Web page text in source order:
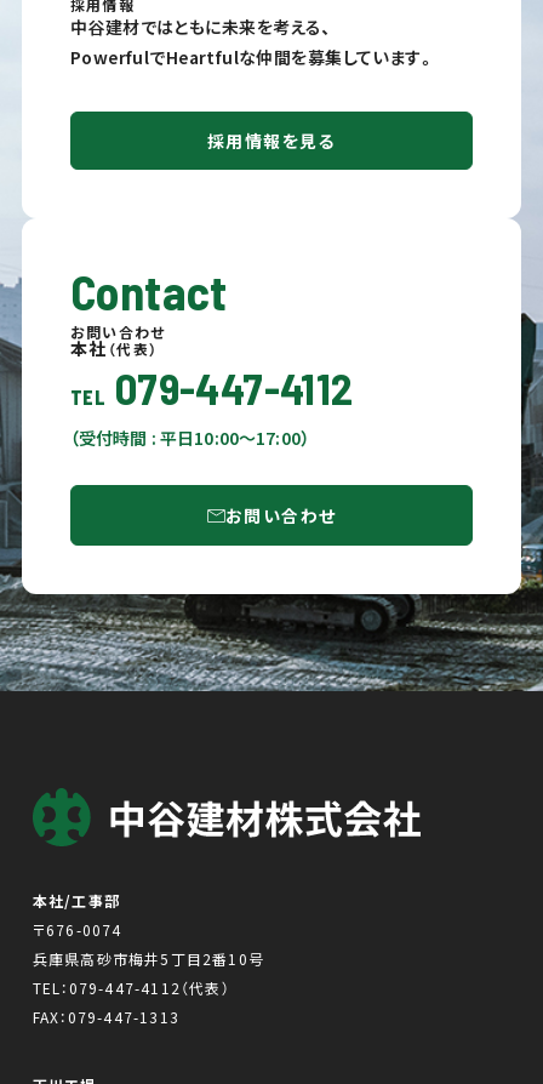
採用情報
中谷建材ではともに未来を考える、
PowerfulでHeartfulな仲間を募集しています。
採用情報を見る
Contact
お問い合わせ
本社 （代表）
TEL 079-447-4112
（受付時間 : 平日10:00〜17:00）
お問い合わせ
本社/工事部
〒676-0074
兵庫県高砂市梅井5丁目2番10号
TEL：079-447-4112 （代表）
FAX：079-447-1313